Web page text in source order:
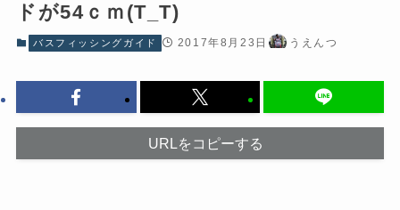
ドが54ｃｍ(T_T)
バスフィッシングガイド 2017年8月23日 うえんつ
URLをコピーする